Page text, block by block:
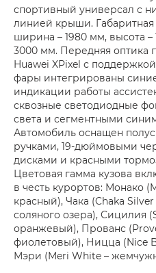
спортивный универсал с
линией крыши. Габаритная
ширина – 1980 мм, высота –
3000 мм. Передняя оптика
Huawei XPixel с
фары интегрированы
индикации работы
сквозные светодиодные
света и сегментными
Автомобиль оснащен
ручками, 19-дюймовыми
дисками и красными
Цветовая гамма кузова
в честь курортов: Монако
красный), Чака (Chaka
соляного озера), Сицилия
оранжевый), Прованс
фиолетовый), Ницца (Nice
Мэри (Meri White –